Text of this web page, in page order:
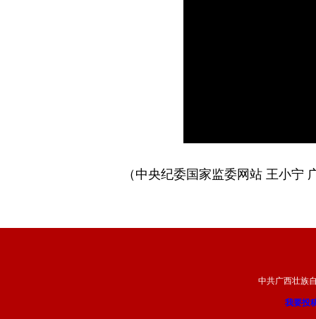
（中央纪委国家监委网站 王小宁
中共广西壮族
我要投